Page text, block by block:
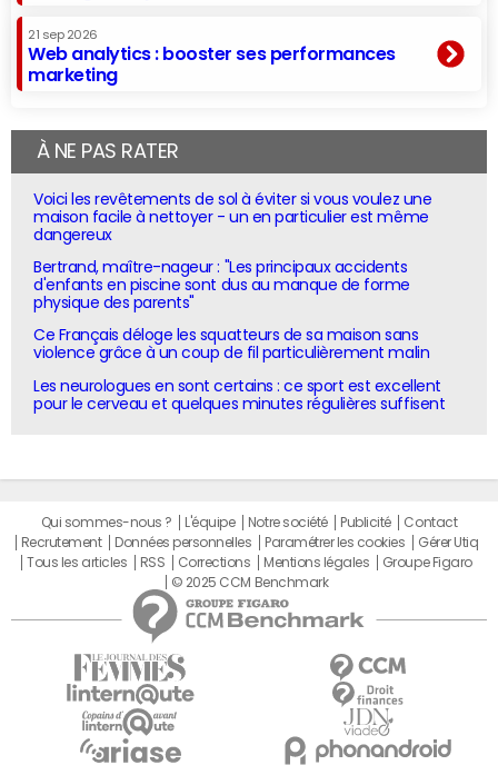
21 sep 2026
Web analytics : booster ses performances
marketing
À NE PAS RATER
Voici les revêtements de sol à éviter si vous voulez une
maison facile à nettoyer - un en particulier est même
dangereux
Bertrand, maître-nageur : "Les principaux accidents
d'enfants en piscine sont dus au manque de forme
physique des parents"
Ce Français déloge les squatteurs de sa maison sans
violence grâce à un coup de fil particulièrement malin
Les neurologues en sont certains : ce sport est excellent
pour le cerveau et quelques minutes régulières suffisent
Qui sommes-nous ? L'équipe Notre société Publicité
Contact
Recrutement
Données personnelles Paramétrer les cookies
Gérer Utiq
Tous les articles
RSS Corrections Mentions légales
Groupe Figaro
© 2025 CCM Benchmark